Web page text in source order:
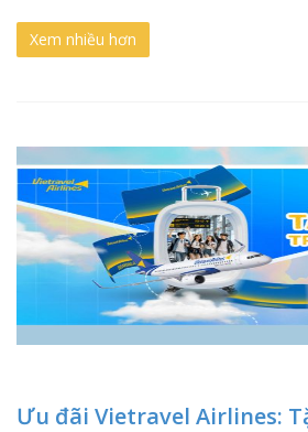
Xem nhiều hơn
Ưu đãi Vietravel Airlines: